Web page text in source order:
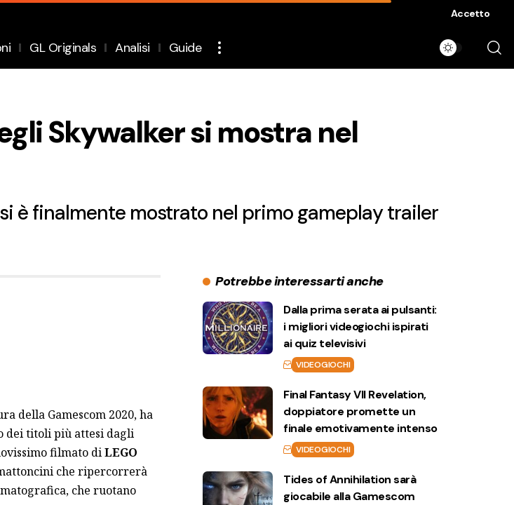
Accetto
GL Originals Analisi Guide
Skywalker si mostra nel
si è finalmente mostrato nel primo gameplay trailer
della Gamescom 2020, ha
dei titoli più attesi dagli
filmato diLEGO
che ripercorrerà
che ruotano
Potrebbe interessarti anche
Dalla prima serata ai pulsanti:
i migliori videogiochi ispirati
ai quiz televisivi
VIDEOGIOCHI
Final Fantasy VII Revelation,
doppiatore promette un
finale emotivamente intenso
VIDEOGIOCHI
Tides of Annihilation sarà
giocabile alla Gamescom